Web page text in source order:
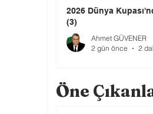
2026 Dünya
(3)
Ahmet GÜVENER
2 gün önce
2
Öne